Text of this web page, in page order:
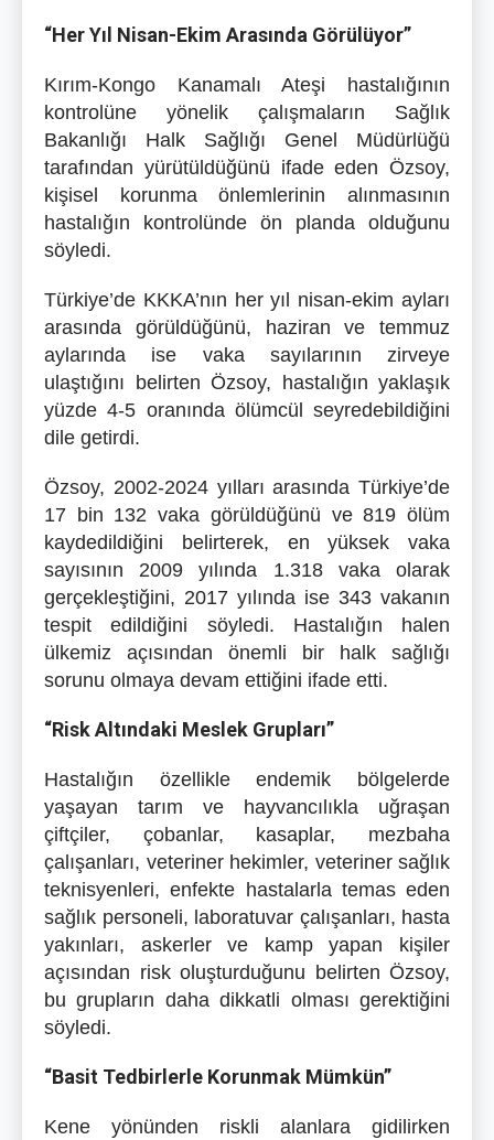
“Her Yıl Nisan-Ekim Arasında Görülüyor”
Kırım-Kongo Kanamalı Ateşi hastalığının
kontrolüne yönelik çalışmaların Sağlık
Bakanlığı Halk Sağlığı Genel Müdürlüğü
tarafından yürütüldüğünü ifade eden Özsoy,
kişisel korunma önlemlerinin alınmasının
hastalığın kontrolünde ön planda olduğunu
söyledi.
Türkiye’de KKKA’nın her yıl nisan-ekim ayları
arasında görüldüğünü, haziran ve temmuz
aylarında ise vaka sayılarının zirveye
ulaştığını belirten Özsoy, hastalığın yaklaşık
yüzde 4-5 oranında ölümcül seyredebildiğini
dile getirdi.
Özsoy, 2002-2024 yılları arasında Türkiye’de
17 bin 132 vaka görüldüğünü ve 819 ölüm
kaydedildiğini belirterek, en yüksek vaka
sayısının 2009 yılında 1.318 vaka olarak
gerçekleştiğini, 2017 yılında ise 343 vakanın
tespit edildiğini söyledi. Hastalığın halen
ülkemiz açısından önemli bir halk sağlığı
sorunu olmaya devam ettiğini ifade etti.
“Risk Altındaki Meslek Grupları”
Hastalığın özellikle endemik bölgelerde
yaşayan tarım ve hayvancılıkla uğraşan
çiftçiler, çobanlar, kasaplar, mezbaha
çalışanları, veteriner hekimler, veteriner sağlık
teknisyenleri, enfekte hastalarla temas eden
sağlık personeli, laboratuvar çalışanları, hasta
yakınları, askerler ve kamp yapan kişiler
açısından risk oluşturduğunu belirten Özsoy,
bu grupların daha dikkatli olması gerektiğini
söyledi.
“Basit Tedbirlerle Korunmak Mümkün”
Kene yönünden riskli alanlara gidilirken